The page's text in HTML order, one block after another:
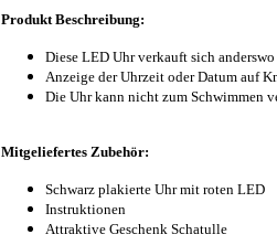
Produkt Beschreibung:
Diese LED Uhr verkauft sich
Anzeige der Uhrzeit oder Datum auf
Die Uhr kann nicht zum Schwimmen
Mitgeliefertes Zubehör:
Schwarz plakierte Uhr mit roten LED
Instruktionen
Attraktive Geschenk Schatulle